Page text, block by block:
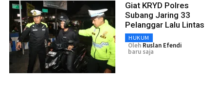
Giat KRYD Polres
Subang Jaring 33
Pelanggar Lalu Lintas
HUKUM
Oleh Ruslan Efendi
baru saja